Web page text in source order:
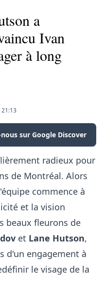
a
Ivan
à long
21:13
sur Google Discover
radieux pour
de Montréal. Alors
commence à
et la vision
beaux fleurons de
et Lane Hutson,
d'un engagement à
le visage de la